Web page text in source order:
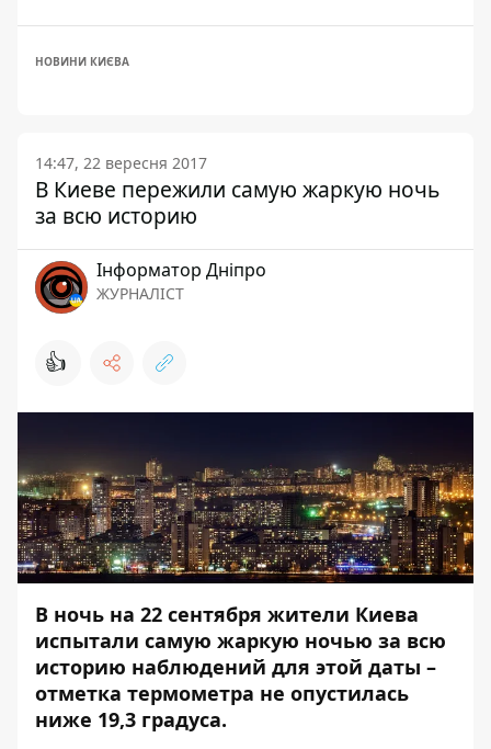
НОВИНИ КИЄВА
14:47, 22 вересня 2017
В Киеве пережили самую жаркую ночь
за всю историю
Інформатор Дніпро
ЖУРНАЛІСТ
👍
В ночь на 22 сентября жители Киева
испытали самую жаркую ночью за всю
историю наблюдений для этой даты –
отметка термометра не опустилась
ниже 19,3 градуса.